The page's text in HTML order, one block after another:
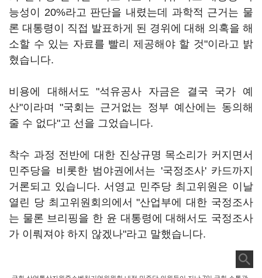
능성이 20%라고 판단을 내렸는데 과학적 근거는 물
론 대통령이 직접 발표하게 된 경위에 대해 의혹을 해
소할 수 있는 자료를 빨리 제공해야 할 것"이라고 밝
혔습니다.
비용에 대해서도 "석유공사 자금은 결국 국가 예
산"이라며 "국회는 근거없는 정부 예산에는 동의해
줄 수 없다"고 선을 그었습니다.
착수 과정 전반에 대한 진상규명 목소리가 커지면서
민주당을 비롯한 범야권에서는 '국정조사' 카드까지
거론되고 있습니다. 서영교 민주당 최고위원은 이날
열린 당 최고위원회의에서 "산업부에 대한 국정조사
는 물론 브리핑을 한 윤 대통령에 대해서도 국정조사
가 이뤄져야 하지 않겠나"라고 말했습니다.